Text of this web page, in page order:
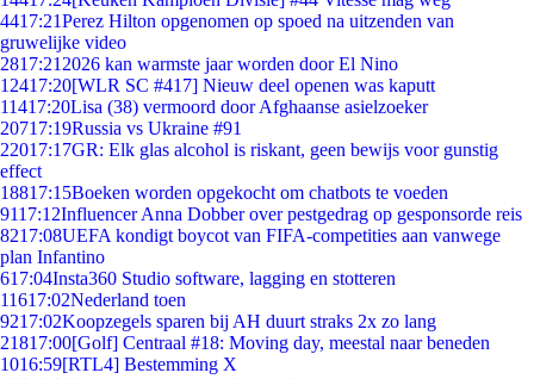
4417:21Perez Hilton opgenomen op spoed na uitzenden van
gruwelijke video
2817:21 2026 kan warmste jaar worden door El Nino
12417:20[WLR SC #417] Nieuw deel openen was kaputt
11417:20Lisa (38) vermoord door Afghaanse asielzoeker
20717:19Russia vs Ukraine #91
22017:17GR: Elk glas alcohol is riskant, geen bewijs voor gunstig
effect
18817:15Boeken worden opgekocht om chatbots te voeden
9117:12Influencer Anna Dobber over pestgedrag op gesponsorde reis
8217:08UEFA kondigt boycot van FIFA-competities aan vanwege
plan Infantino
617:04Insta360 Studio software, lagging en stotteren
11617:02Nederland toen
9217:02Koopzegels sparen bij AH duurt straks 2x zo lang
21817:00[Golf] Centraal #18: Moving day, meestal naar beneden
1016:59[RTL4] Bestemming X